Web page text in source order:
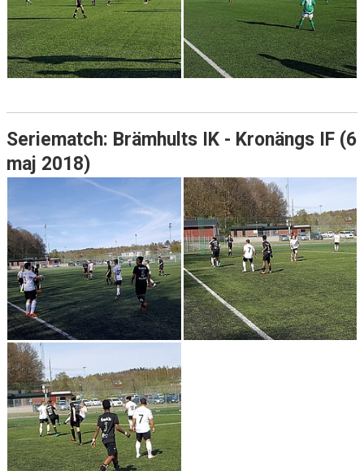
Seriematch: Brämhults IK - Kronängs IF (6
maj 2018)